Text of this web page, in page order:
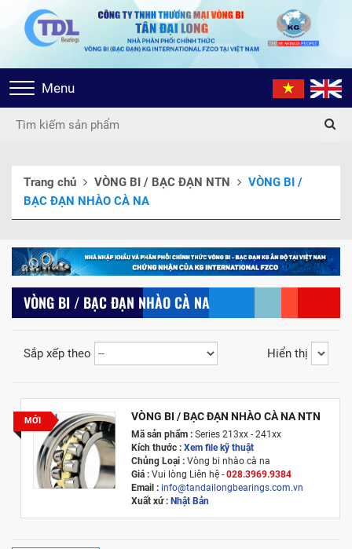
Toggle
navigation
Menu
Trang chủ VÒNG BI / BẠC ĐẠN NTN
VÒNG BI /
BẠC ĐẠN NHÀO CÀ NA
VÒNG BI / BẠC ĐẠN NHÀO CÀ NA
Sắp xếp theo Hiển thị
MỚI VÒNG BI / BẠC ĐẠN NHÀO CÀ NA NTN
Mã sản phẩm : Series 213xx - 241xx
Kích thước : Xem file kỹ thuật
Chủng Loại : Vòng bi nhào cà na
Giá :Vui lòng Liên hệ - 028.3969.9384
Email : info@tandailongbearings.com.vn
Xuất xứ : Nhật Bản